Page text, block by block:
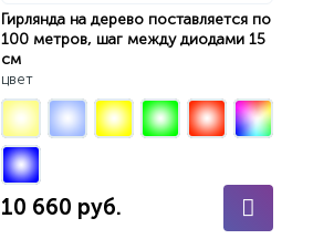
Гирлянда на дерево поставляется по
100 метров, шаг между диодами 15
см
цвет
10 660 руб.